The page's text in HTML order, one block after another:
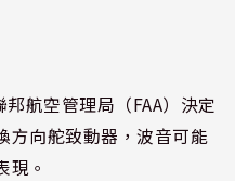
航空管理局（FAA）決定
方向舵致動器，波音可能
現。